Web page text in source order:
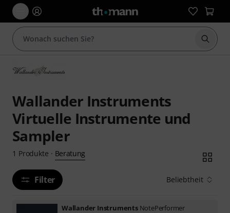
Suche
Wallander Instruments
Virtuelle Instrumente und
Sampler
1 Produkte · Beratung
Filter Beliebtheit
Wallander Instruments NotePerformer